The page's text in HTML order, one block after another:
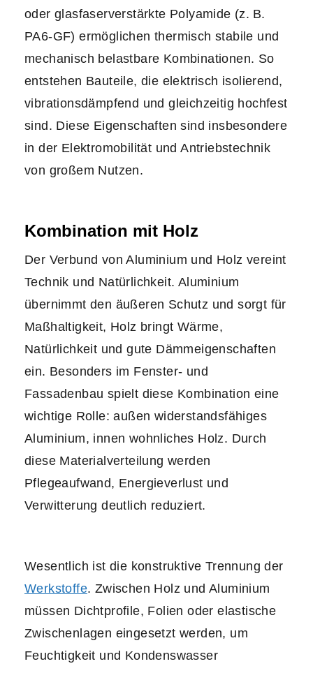
oder glasfaserverstärkte Polyamide (z. B.
PA6-GF) ermöglichen thermisch stabile und
mechanisch belastbare Kombinationen. So
entstehen Bauteile, die elektrisch isolierend,
vibrationsdämpfend und gleichzeitig hochfest
sind. Diese Eigenschaften sind insbesondere
in der Elektromobilität und Antriebstechnik
von großem Nutzen.
Kombination mit Holz
Der Verbund von Aluminium und Holz vereint
Technik und Natürlichkeit. Aluminium
übernimmt den äußeren Schutz und sorgt für
Maßhaltigkeit, Holz bringt Wärme,
Natürlichkeit und gute Dämmeigenschaften
ein. Besonders im Fenster- und
Fassadenbau spielt diese Kombination eine
wichtige Rolle: außen widerstandsfähiges
Aluminium, innen wohnliches Holz. Durch
diese Materialverteilung werden
Pflegeaufwand, Energieverlust und
Verwitterung deutlich reduziert.
Wesentlich ist die konstruktive Trennung der
Werkstoffe. Zwischen Holz und Aluminium
müssen Dichtprofile, Folien oder elastische
Zwischenlagen eingesetzt werden, um
Feuchtigkeit und Kondenswasser